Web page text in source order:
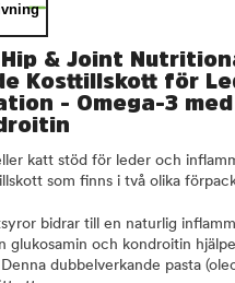
& Joint
Kosttillskott för
- Omega-3 med
katt stöd för leder och
som finns i två olika
bidrar till en naturlig
glukosamin och kondroitin
dubbelverkande pasta